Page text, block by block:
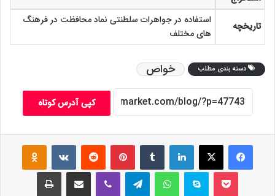
تاریخچه
استفاده در جواهرات سلطنتی نماد محافظت در فرهنگ
های مختلف
دسته بندی مطلب خواص
کپی آدرس کوتاه
فیس بوک X لینکدین ‫تامبلر ‫پین‌ترست‫رددیت ‫VKontakte
پاکت اسکایپ واتس آپ تلگرام وایبر اشتراک گذاری از طریق ایمیل چاپ